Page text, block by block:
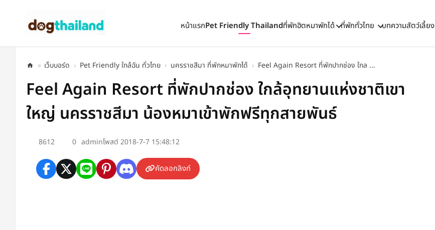
หน้าแรกPet Friendly Thailandที่พักฮิตหมาพักได้ ที่พักทั่วไทย บทความสัตว์เลี้ยง
» เว็บบอร์ด › Pet Friendly ใกล้ฉัน ทั่วไทย › นครราชสีมา ที่พักหมาพักได้ › Feel Again Resort ที่พักปากช่อง ใกล ...
Feel Again Resort ที่พักปากช่อง ใกล้อุทยานแห่งชาติเขา
ใหญ่ นครราชสีมา น้องหมาเข้าพักฟรีทุกสายพันธ์
8612 0 adminโพสต์ 2018-7-7 15:48:12
คัดลอกลิงก์